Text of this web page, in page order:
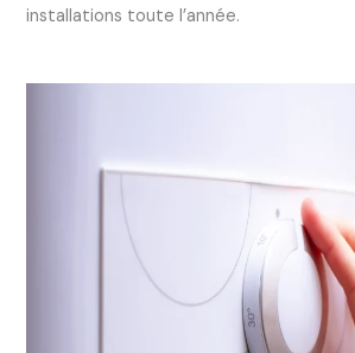
installations toute l’année.